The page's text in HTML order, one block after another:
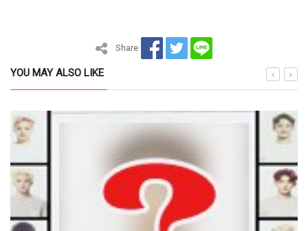
Share
YOU MAY ALSO LIKE